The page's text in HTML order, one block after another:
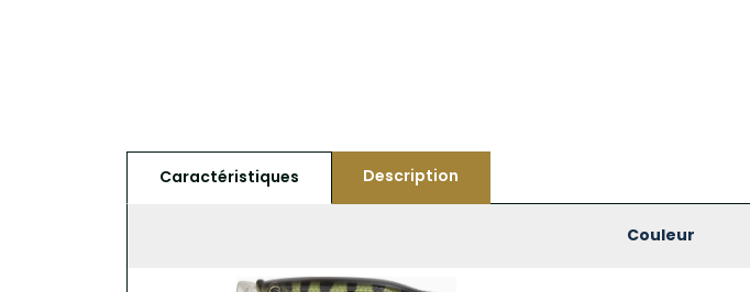
Caractéristiques Description
Couleur